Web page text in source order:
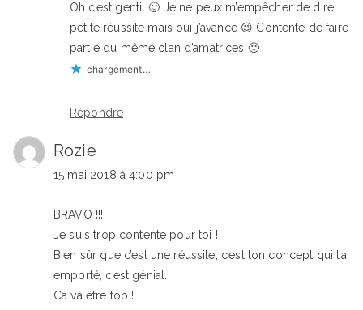
Oh c’est gentil 🙂 Je ne peux m’empêcher de dire
petite réussite mais oui j’avance 😉 Contente de faire
partie du même clan d’amatrices 🙂
chargement…
Répondre
Rozie
15 mai 2018 à 4:00 pm
BRAVO !!!
Je suis trop contente pour toi !
Bien sûr que c’est une réussite, c’est ton concept qui l’a
emporté, c’est génial.
Ca va être top !